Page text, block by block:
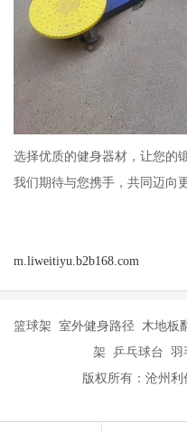
选择优质的健身器材，让您的
我们期待与您携手，共同迈向
m.liweitiyu.b2b168.com
篮球架 室外健身路径 木地板
架 乒乓球台 羽
版权所有：沧州